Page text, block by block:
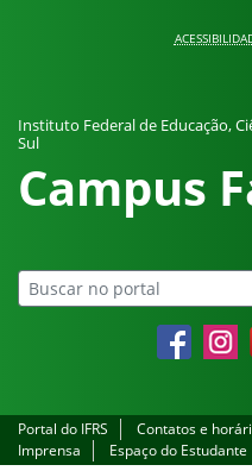
Instituto Federal de Educação,
Sul
Campus
Facebook
Portal do IFRS Contatos e
Imprensa
Espaço do Estudante